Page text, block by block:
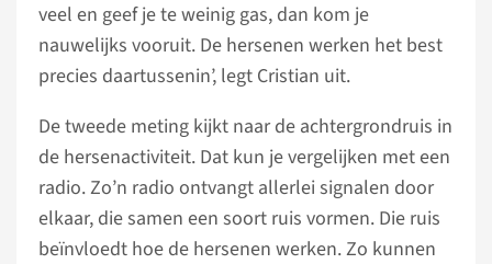
veel en geef je te weinig gas, dan kom je
nauwelijks vooruit. De hersenen werken het best
precies daartussenin’, legt Cristian uit.
De tweede meting kijkt naar de achtergrondruis in
de hersenactiviteit. Dat kun je vergelijken met een
radio. Zo’n radio ontvangt allerlei signalen door
elkaar, die samen een soort ruis vormen. Die ruis
beïnvloedt hoe de hersenen werken. Zo kunnen